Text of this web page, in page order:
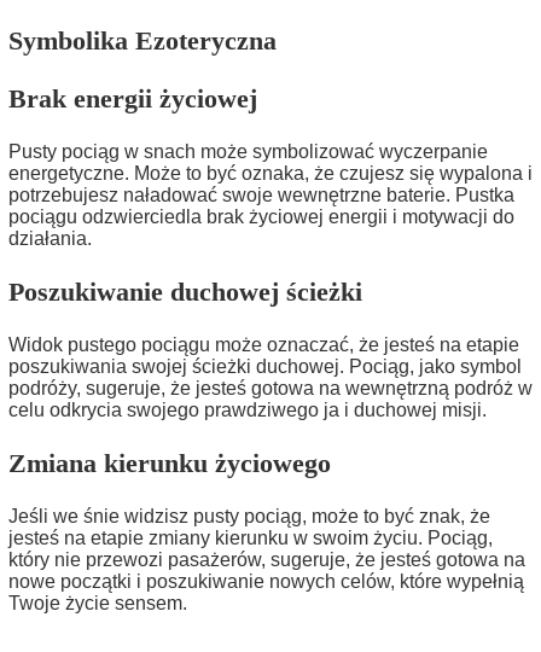
Symbolika Ezoteryczna
Brak energii życiowej
Pusty pociąg w snach może symbolizować wyczerpanie
energetyczne. Może to być oznaka, że czujesz się wypalona i
potrzebujesz naładować swoje wewnętrzne baterie. Pustka
pociągu odzwierciedla brak życiowej energii i motywacji do
działania.
Poszukiwanie duchowej ścieżki
Widok pustego pociągu może oznaczać, że jesteś na etapie
poszukiwania swojej ścieżki duchowej. Pociąg, jako symbol
podróży, sugeruje, że jesteś gotowa na wewnętrzną podróż w
celu odkrycia swojego prawdziwego ja i duchowej misji.
Zmiana kierunku życiowego
Jeśli we śnie widzisz pusty pociąg, może to być znak, że
jesteś na etapie zmiany kierunku w swoim życiu. Pociąg,
który nie przewozi pasażerów, sugeruje, że jesteś gotowa na
nowe początki i poszukiwanie nowych celów, które wypełnią
Twoje życie sensem.